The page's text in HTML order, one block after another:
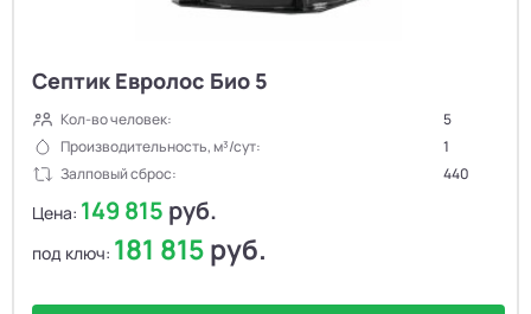
Септик Евролос Био 5
Кол-во человек:
5
Производительность, м³/сут:
1
Залповый сброс:
440
Цена: 149 815 руб.
под ключ: 181 815руб.